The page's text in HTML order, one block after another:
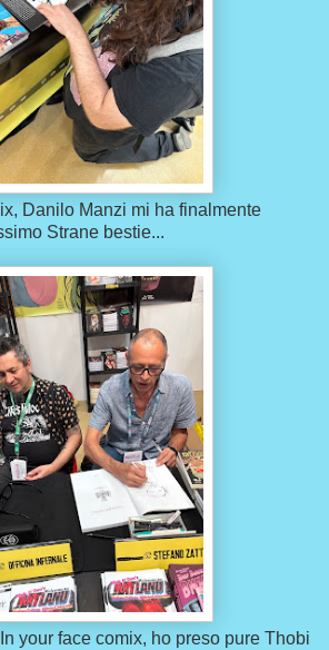
Danilo Manzi mi ha finalmente
Strane bestie...
your face comix, ho preso pure Thobi